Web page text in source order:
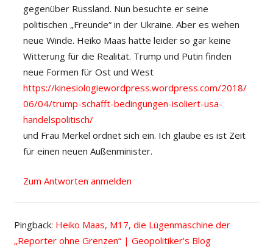
gegenüber Russland. Nun besuchte er seine
politischen „Freunde“ in der Ukraine. Aber es wehen
neue Winde. Heiko Maas hatte leider so gar keine
Witterung für die Realität. Trump und Putin finden
neue Formen für Ost und West
https://kinesiologiewordpress.wordpress.com/2018/
06/04/trump-schafft-bedingungen-isoliert-usa-
handelspolitisch/
und Frau Merkel ordnet sich ein. Ich glaube es ist Zeit
für einen neuen Außenminister.
Zum Antworten anmelden
Pingback: Heiko Maas, M17, die Lügenmaschine der
„Reporter ohne Grenzen“ | Geopolitiker's Blog